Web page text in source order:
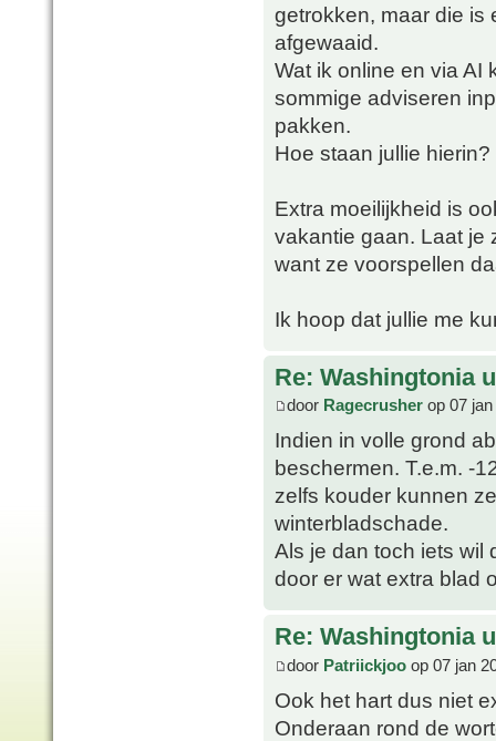
getrokken, maar die is
afgewaaid.
Wat ik online en via AI
sommige adviseren
pakken.
Hoe staan jullie hierin?
Extra moeilijkheid is
vakantie gaan. Laat je
want ze voorspellen
Ik hoop dat jullie me
Re: Washingtonia
door Ragecrusher op 07
Indien in volle grond
beschermen. T.e.m. -
zelfs kouder kunnen
winterbladschade.
Als je dan toch iets wil
door er wat extra blad
Re: Washingtonia
door Patriickjoo op 07 jan
Ook het hart dus niet
Onderaan rond de